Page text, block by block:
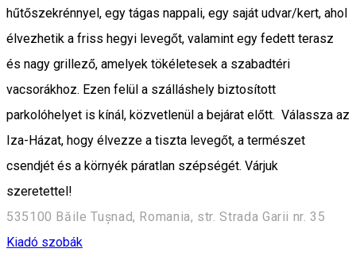
hűtőszekrénnyel, egy tágas nappali, egy saját udvar/kert, ahol
élvezhetik a friss hegyi levegőt, valamint egy fedett terasz
és nagy grillező, amelyek tökéletesek a szabadtéri
vacsorákhoz. Ezen felül a szálláshely biztosított
parkolóhelyet is kínál, közvetlenül a bejárat előtt. Válassza az
Iza-Házat, hogy élvezze a tiszta levegőt, a természet
csendjét és a környék páratlan szépségét. Várjuk
szeretettel!
535100 Băile Tușnad, Romania, str. Strada Garii nr. 35
Kiadó szobák